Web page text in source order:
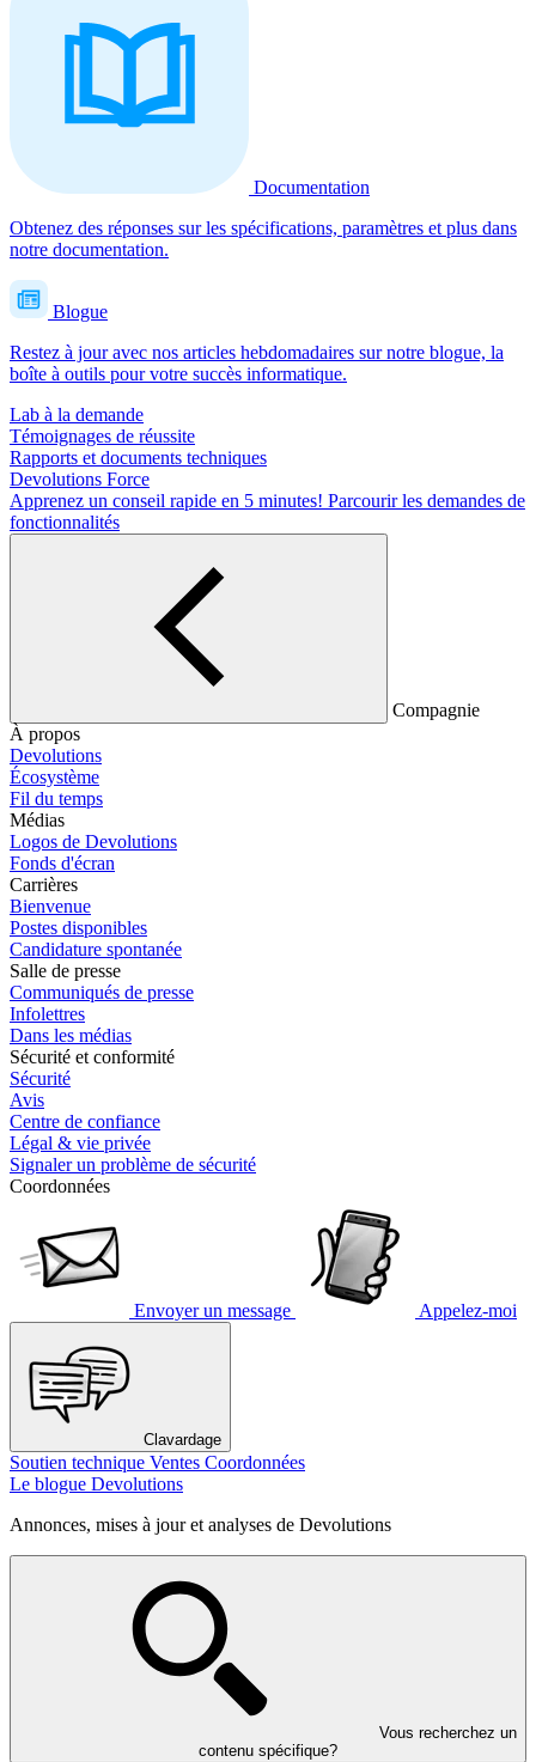
Documentation
Obtenez des réponses sur les spécifications, paramètres et plus dans
notre documentation.
Blogue
Restez à jour avec nos articles hebdomadaires sur notre blogue, la
boîte à outils pour votre succès informatique.
Lab à la demande
Témoignages de réussite
Rapports et documents techniques
Devolutions Force
Apprenez un conseil rapide en 5 minutes! Parcourir les demandes de
fonctionnalités
Compagnie
À propos
Devolutions
Écosystème
Fil du temps
Médias
Logos de Devolutions
Fonds d'écran
Carrières
Bienvenue
Postes disponibles
Candidature spontanée
Salle de presse
Communiqués de presse
Infolettres
Dans les médias
Sécurité et conformité
Sécurité
Avis
Centre de confiance
Légal & vie privée
Signaler un problème de sécurité
Coordonnées
Envoyer un message Appelez-moi
Clavardage
Soutien technique Ventes Coordonnées
Le blogue Devolutions
Annonces, mises à jour et analyses de Devolutions
Vous recherchez un
contenu spécifique?